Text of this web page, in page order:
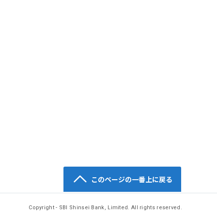
Copyright - SBI Shinsei Bank, Limited. All rights reserved.
このページの一番上に戻る